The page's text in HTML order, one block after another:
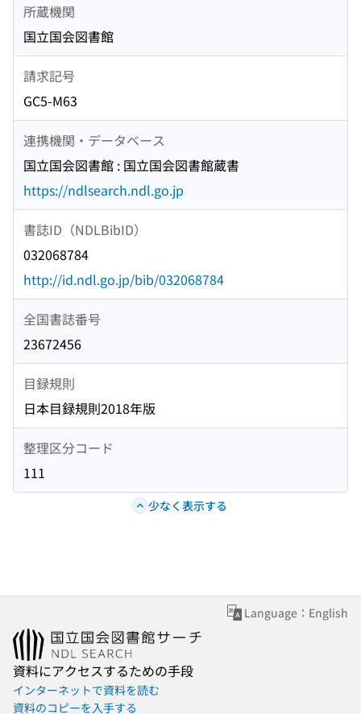
所蔵機関
国立国会図書館
請求記号
GC5-M63
連携機関・データベース
国立国会図書館 : 国立国会図書館蔵書
https://ndlsearch.ndl.go.jp
書誌ID（NDLBibID）
032068784
http://id.ndl.go.jp/bib/032068784
全国書誌番号
23672456
目録規則
日本目録規則2018年版
整理区分コード
111
少なく表示する
Language：English
資料にアクセスするための手段
インターネットで資料を読む
資料のコピーを入手する